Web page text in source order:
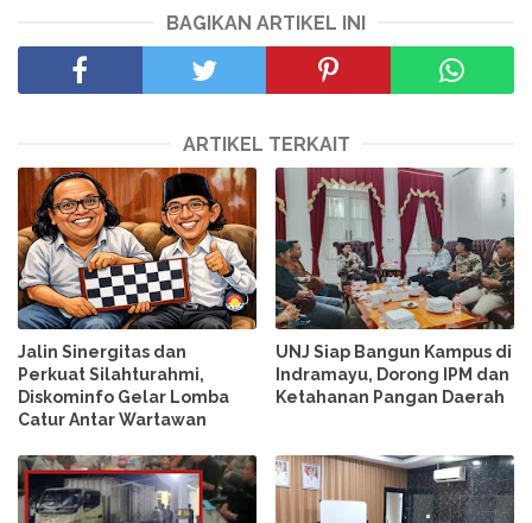
BAGIKAN ARTIKEL INI
ARTIKEL TERKAIT
Jalin Sinergitas dan
Perkuat Silahturahmi,
Diskominfo Gelar Lomba
Catur Antar Wartawan
UNJ Siap Bangun Kampus di
Indramayu, Dorong IPM dan
Ketahanan Pangan Daerah